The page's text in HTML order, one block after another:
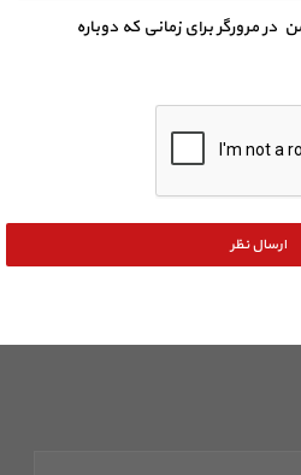
مرورگر برای زمانی که دوباره